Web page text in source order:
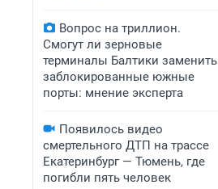
Вопрос на триллион.
Смогут ли зерновые
терминалы Балтики заменить
заблокированные южные
порты: мнение эксперта
Появилось видео
смертельного ДТП на трассе
Екатеринбург — Тюмень, где
погибли пять человек